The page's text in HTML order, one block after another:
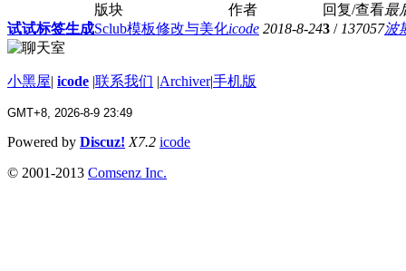
索
版块 作者 回复/查看最
试试标签生成Sclub模板修改与美化icode 2018-8-243 / 137057波
小黑屋| icode |联系我们 |Archiver|手机版
GMT+8, 2026-8-9 23:49
Powered by Discuz! X7.2 icode
© 2001-2013 Comsenz Inc.